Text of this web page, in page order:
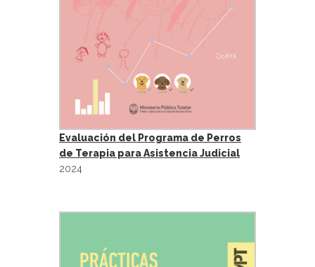
Evaluación del Programa de Perros
de Terapia para Asistencia Judicial
2024